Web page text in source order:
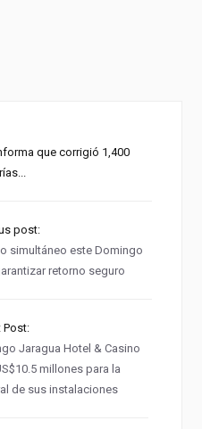
que corrigió 1,400
post:
simultáneo este Domingo
retorno seguro
Post:
Jaragua Hotel & Casino
millones para la
de sus instalaciones